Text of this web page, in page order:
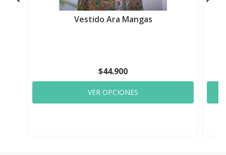
Vestido Ara Mangas
$44.900
VER OPCIONES